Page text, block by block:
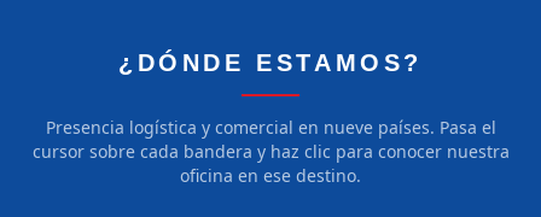
¿DÓNDE ESTAMOS?
Presencia logística y comercial en nueve países. Pasa el
cursor sobre cada bandera y haz clic para conocer nuestra
oficina en ese destino.